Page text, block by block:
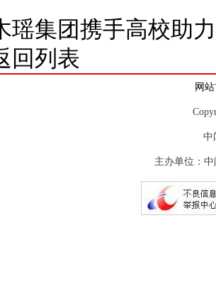
瑶集团携手高校助
回列表
网
中
主办单位：